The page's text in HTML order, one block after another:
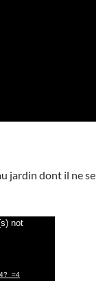
jardin dont il ne se
not